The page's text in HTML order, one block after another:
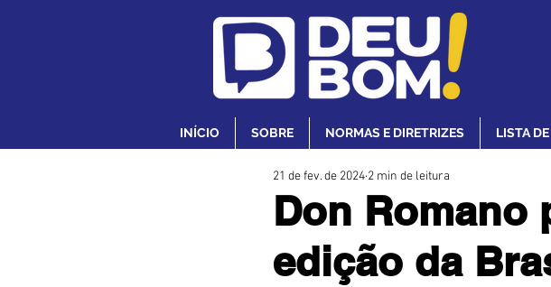
INÍCIO SOBRE NORMAS E DIRETRIZES LISTA
Don Romano
edição da
21 de fev. de 2024 2 min de leitura